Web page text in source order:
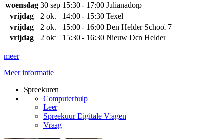
woensdag 30 sep 15:30 - 17:00 Julianadorp
vrijdag
2 okt 14:00 - 15:30 Texel
vrijdag
2 okt 15:00 - 16:00 Den Helder School 7
vrijdag
2 okt 15:30 - 16:30 Nieuw Den Helder
meer
Meer informatie
Spreekuren
Computerhulp
Leer
Spreekuur Digitale Vragen
Vraag